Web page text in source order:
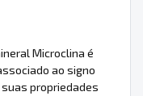
Microclina é
ao signo
propriedades